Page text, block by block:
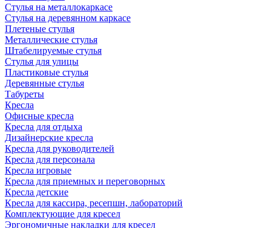
Стулья на металлокаркасе
Стулья на деревянном каркасе
Плетеные стулья
Металлические стулья
Штабелируемые стулья
Стулья для улицы
Пластиковые стулья
Деревянные стулья
Табуреты
Кресла
Офисные кресла
Кресла для отдыха
Дизайнерские кресла
Кресла для руководителей
Кресла для персонала
Кресла игровые
Кресла для приемных и переговорных
Кресла детские
Кресла для кассира, ресепшн, лабораторий
Комплектующие для кресел
Эргономичные накладки для кресел